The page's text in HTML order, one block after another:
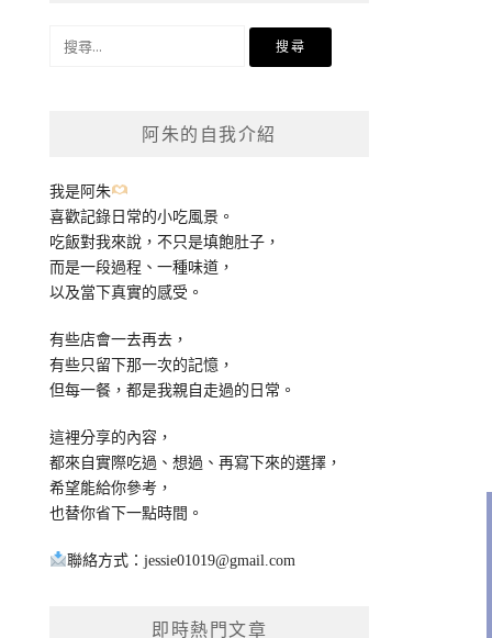
阿朱的自我介紹
我是阿朱
喜歡記錄日常的小吃風景。
吃飯對我來說，不只是填飽肚子，
而是一段過程、一種味道，
以及當下真實的感受。
有些店會一去再去，
有些只留下那一次的記憶，
但每一餐，都是我親自走過的日常。
這裡分享的內容，
都來自實際吃過、想過、再寫下來的選擇，
希望能給你參考，
也替你省下一點時間。
聯絡方式：jessie01019@gmail.com
即時熱門文章